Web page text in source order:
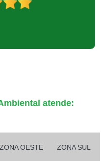
atende:
ZONA OESTE ZONA SUL